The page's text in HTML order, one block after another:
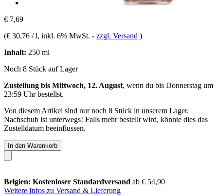
€ 7,69
(€ 30,76 / l, inkl. 6% MwSt. - zzgl. Versand )
Inhalt: 250 ml
Noch 8 Stück auf Lager
Zustellung bis Mittwoch, 12. August, wenn du bis Donnerstag um
23:59 Uhrbestellst.
Von diesem Artikel sind nur noch 8 Stück in unserem Lager.
Nachschub ist unterwegs! Falls mehr bestellt wird, könnte dies das
Zustelldatum beeinflussen.
In den Warenkorb
Belgien: Kostenloser Standardversand ab € 54,90
Weitere Infos zu Versand & Lieferung